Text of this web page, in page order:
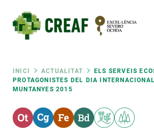
contingut
Fil
d'ariadna
INICI ACTUALITAT
ELS SERVEIS
PROTAGONISTES DEL DIA
MUNTANYES 2015
RRSS
Featured
responsive